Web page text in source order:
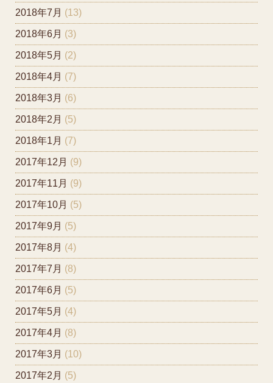
2018年7月 (13)
2018年6月 (3)
2018年5月 (2)
2018年4月 (7)
2018年3月 (6)
2018年2月 (5)
2018年1月 (7)
2017年12月 (9)
2017年11月 (9)
2017年10月 (5)
2017年9月 (5)
2017年8月 (4)
2017年7月 (8)
2017年6月 (5)
2017年5月 (4)
2017年4月 (8)
2017年3月 (10)
2017年2月 (5)